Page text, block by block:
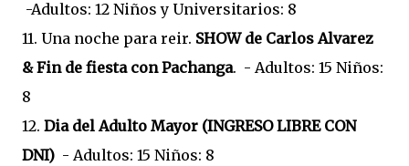
-Adultos: 12 Niños y Universitarios: 8
11. Una noche para reir. SHOW de Carlos Alvarez
& Fin de fiesta con Pachanga. - Adultos: 15 Niños:
8
12. Dia del Adulto Mayor (INGRESO LIBRE CON
DNI) - Adultos: 15 Niños: 8